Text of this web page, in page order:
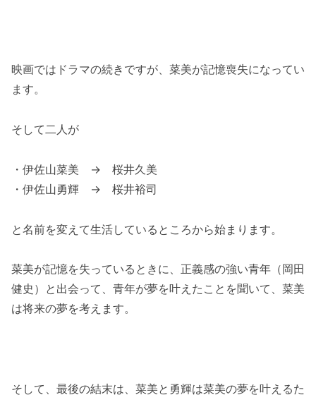
映画ではドラマの続きですが、菜美が記憶喪失になってい
ます。
そして二人が
・伊佐山菜美 → 桜井久美
・伊佐山勇輝 → 桜井裕司
と名前を変えて生活しているところから始まります。
菜美が記憶を失っているときに、正義感の強い青年（岡田
健史）と出会って、青年が夢を叶えたことを聞いて、菜美
は将来の夢を考えます。
そして、最後の結末は、菜美と勇輝は菜美の夢を叶えるた